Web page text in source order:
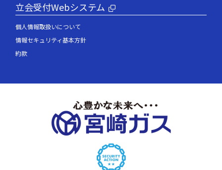
立会受付Webシステム
個人情報取扱いについて
情報セキュリティ基本方針
約款